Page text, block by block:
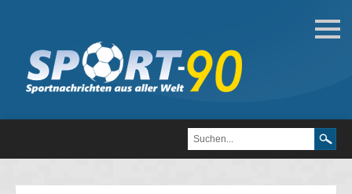
Football
Alle